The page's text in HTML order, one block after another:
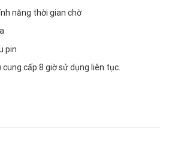
năng thời gian chờ
pin
cấp 8 giờ sử dụng liên tục.